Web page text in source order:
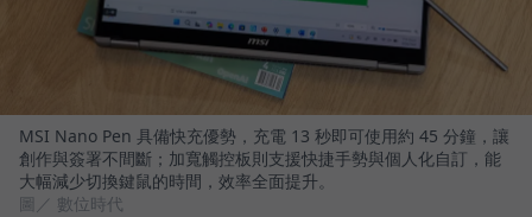
MSI Nano Pen 具備快充優勢，充電 13 秒即可使用約 45 分鐘，讓
創作與簽署不間斷；加寬觸控板則支援快捷手勢與個人化自訂，能
大幅減少切換鍵鼠的時間，效率全面提升。
圖／ 數位時代